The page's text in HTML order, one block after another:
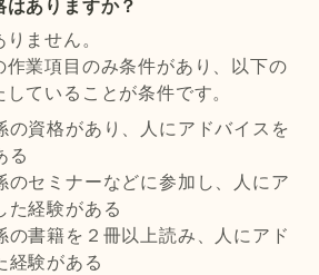
ありますか？
ません。
作業項目のみ条件があり、以下の
ていることが条件です。
の資格があり、人にアドバイスを
る
のセミナーなどに参加し、人にア
た経験がある
の書籍を２冊以上読み、人にアド
経験がある